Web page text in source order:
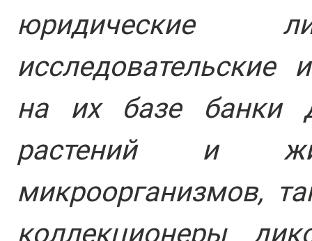
исследовательские
на их базе банки
растений и
микроорганизмов,
коллекционеры